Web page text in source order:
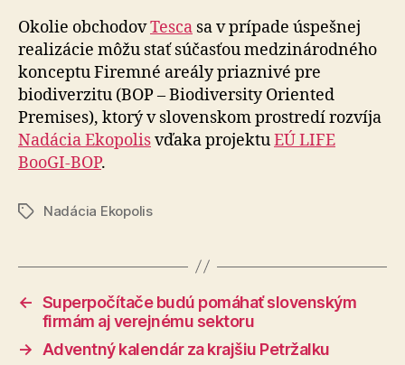
Okolie obchodovTesca sa v prípade úspešnej
realizácie môžu stať súčasťou medzinárodného
konceptu Firemné areály priaznivé pre
biodiverzitu (BOP – Biodiversity Oriented
Premises), ktorý v slovenskom prostredí rozvíja
Nadácia Ekopolisvďaka projektuEÚ LIFE
BooGI-BOP.
ZnačkyNadácia Ekopolis
← Superpočítače budú pomáhať slovenským
firmám aj verejnému sektoru
→
Adventný kalendár za krajšiu Petržalku